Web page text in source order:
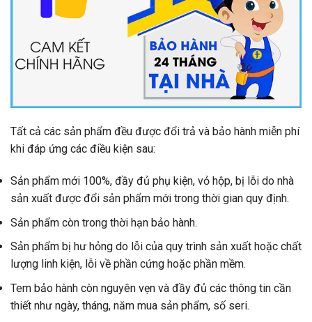
Tất cả các sản phẩm đều được đổi trả và bảo hành miễn phí
khi đáp ứng các điều kiện sau:
Sản phẩm mới 100%, đầy đủ phụ kiện, vỏ hộp, bị lỗi do nhà
sản xuất được đổi sản phẩm mới trong thời gian quy định.
Sản phẩm còn trong thời hạn bảo hành.
Sản phẩm bị hư hỏng do lỗi của quy trình sản xuất hoặc chất
lượng linh kiện, lỗi về phần cứng hoặc phần mềm.
Tem bảo hành còn nguyên vẹn và đầy đủ các thông tin cần
thiết như ngày, tháng, năm mua sản phẩm, số seri.